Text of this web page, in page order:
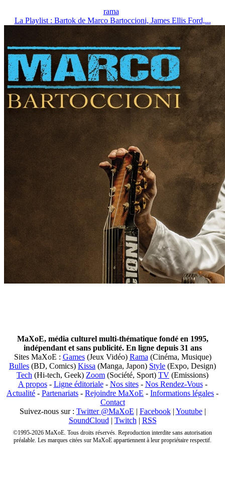
rama
La Playlist : Bartok de Marco Bartoccioni, James Ellis Ford,...
MaXoE, média culturel multi-thématique fondé en 1995,
indépendant et sans publicité. En ligne depuis 31 ans
Sites MaXoE : Games(Jeux Vidéo) Rama (Cinéma, Musique)
Bulles (BD, Comics) Kissa (Manga, Japon) Style (Expo, Design)
Tech (Hi-tech, Geek) Zoom (Société, Sport) TV (Emissions)
A propos- Ligne éditoriale- Nos sites- Nos Rendez-Vous-
Actualité - Partenariats - Rejoindre MaXoE - Informations légales -
Contact
Suivez-nous sur : Twitter @MaXoE | Facebook| Youtube|
SoundCloud | Twitch | RSS
©1995-2026 MaXoE. Tous droits réservés. Reproduction interdite sans autorisation
préalable. Les marques citées sur MaXoE appartiennent à leur propriétaire respectif.